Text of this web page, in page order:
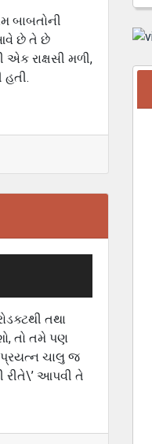
બાબતોની
છે તે છે
રાક્ષસી મળી,
હતી.
તથા
તો તમે પણ
પ્રયત્ન ચાલુ જ
રીતે\’ આપવી તે